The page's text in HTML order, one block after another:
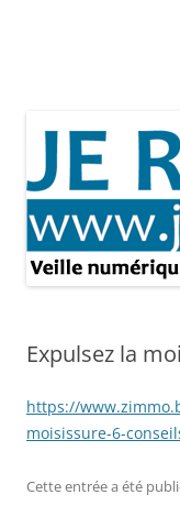
Expulsez la
https://
moisissure-6-
Cette entrée a été